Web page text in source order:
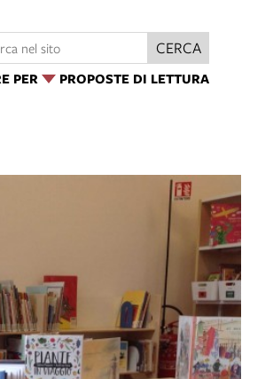
PER PROPOSTE DI LETTURA
CERCA